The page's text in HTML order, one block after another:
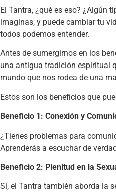
El Tantra, ¿qué es eso? ¿Algún
imaginas, y puede cambiar tu
todos podemos entender.
Antes de sumergirnos en los
una antigua tradición espiritual
mundo que nos rodea de una
Estos son los beneficios que
Beneficio 1: Conexión y
¿Tienes problemas para
Aprenderás a escuchar de
Beneficio 2: Plenitud en la
Sí, el Tantra también aborda la